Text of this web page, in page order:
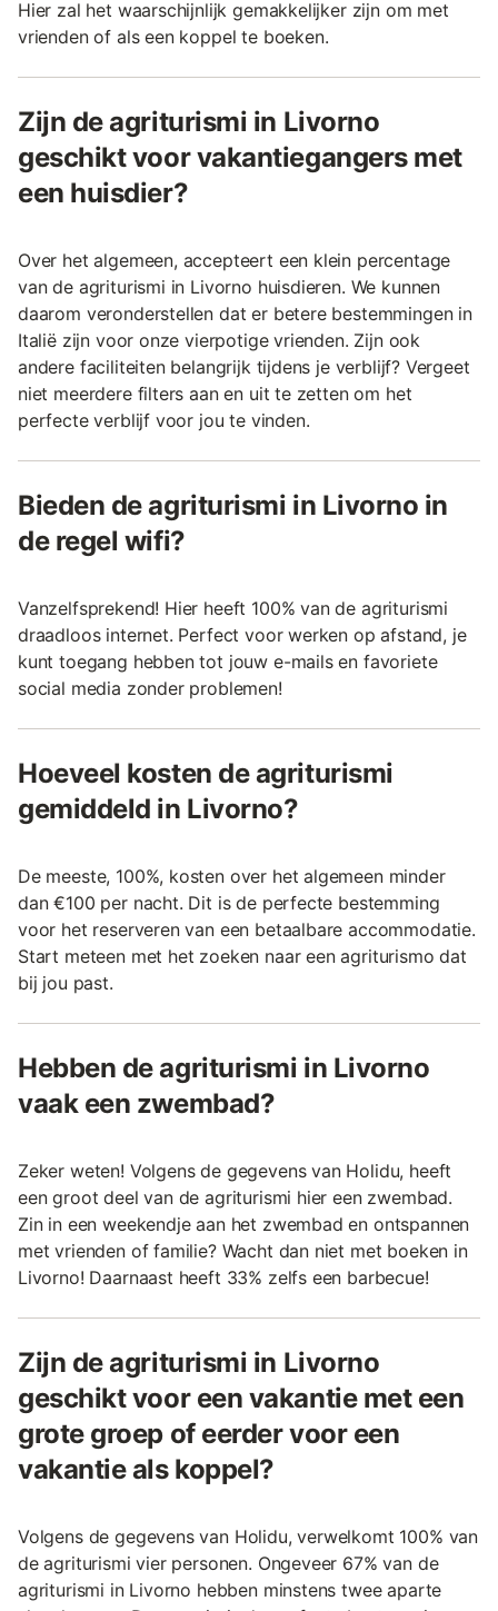
Hier zal het waarschijnlijk gemakkelijker zijn om met
vrienden of als een koppel te boeken.
Zijn de agriturismi in Livorno
geschikt voor vakantiegangers met
een huisdier?
Over het algemeen, accepteert een klein percentage
van de agriturismi in Livorno huisdieren. We kunnen
daarom veronderstellen dat er betere bestemmingen in
Italië zijn voor onze vierpotige vrienden. Zijn ook
andere faciliteiten belangrijk tijdens je verblijf? Vergeet
niet meerdere filters aan en uit te zetten om het
perfecte verblijf voor jou te vinden.
Bieden de agriturismi in Livorno in
de regel wifi?
Vanzelfsprekend! Hier heeft 100% van de agriturismi
draadloos internet. Perfect voor werken op afstand, je
kunt toegang hebben tot jouw e-mails en favoriete
social media zonder problemen!
Hoeveel kosten de agriturismi
gemiddeld in Livorno?
De meeste, 100%, kosten over het algemeen minder
dan €100 per nacht. Dit is de perfecte bestemming
voor het reserveren van een betaalbare accommodatie.
Start meteen met het zoeken naar een agriturismo dat
bij jou past.
Hebben de agriturismi in Livorno
vaak een zwembad?
Zeker weten! Volgens de gegevens van Holidu, heeft
een groot deel van de agriturismi hier een zwembad.
Zin in een weekendje aan het zwembad en ontspannen
met vrienden of familie? Wacht dan niet met boeken in
Livorno! Daarnaast heeft 33% zelfs een barbecue!
Zijn de agriturismi in Livorno
geschikt voor een vakantie met een
grote groep of eerder voor een
vakantie als koppel?
Volgens de gegevens van Holidu, verwelkomt 100% van
de agriturismi vier personen. Ongeveer 67% van de
agriturismi in Livorno hebben minstens twee aparte